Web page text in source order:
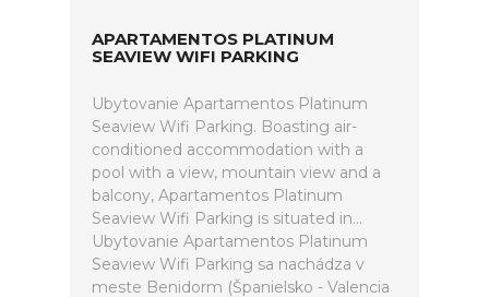
APARTAMENTOS PLATINUM
SEAVIEW WIFI PARKING
Ubytovanie Apartamentos Platinum
Seaview Wifi Parking. Boasting air-
conditioned accommodation with a
pool with a view, mountain view and a
balcony, Apartamentos Platinum
Seaview Wifi Parking is situated in...
Ubytovanie Apartamentos Platinum
Seaview Wifi Parking sa nachádza v
meste Benidorm (Španielsko - Valencia